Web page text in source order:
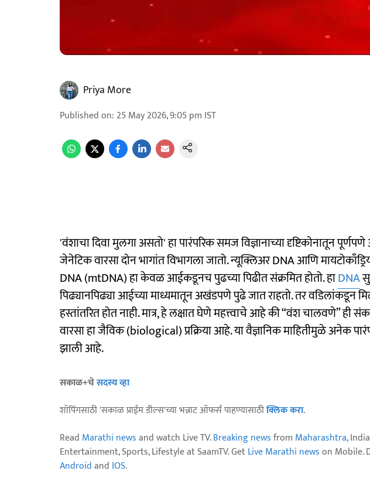
Priya More
Published on: 25 May 2026, 9:05 pm IST
'वंशाचा दिवा मुलगा असतो' हा पारंपरिक समज विज्ञानाच्या दृष्टिकोनातून
जेनेटिक वारसा दोन भागांत विभागला जातो. न्यूक्लिअर DNA आणि
DNA (mtDNA) हा केवळ आईकडूनच पुढच्या पिढीत संक्रमित होतो. हाDNA
पिढ्यानपिढ्या आईच्या माध्यमातून अखंडपणे पुढे जात राहतो. तर वडिलांकडून
हस्तांतरित होत नाही. मात्र, हे लक्षात घेणे महत्त्वाचे आहे की “वंश चालवणे” ही
वारसा हा जैविक (biological) प्रक्रिया आहे. या वैज्ञानिक माहितीमुळे अनेक
झाली आहे.
सकाळ+चेसदस्य व्हा
शॉपिंगसाठी 'सकाळ प्राईम डील्स'च्या भन्नाट ऑफर्स पाहण्यासाठीक्लिक करा.
Read Marathi newsand watch Live TV.Breaking newsfrom Maharashtra,
Entertainment, Sports, Lifestyle at SaamTV. GetLive Marathi newson Mobile.
Androidand IOS.